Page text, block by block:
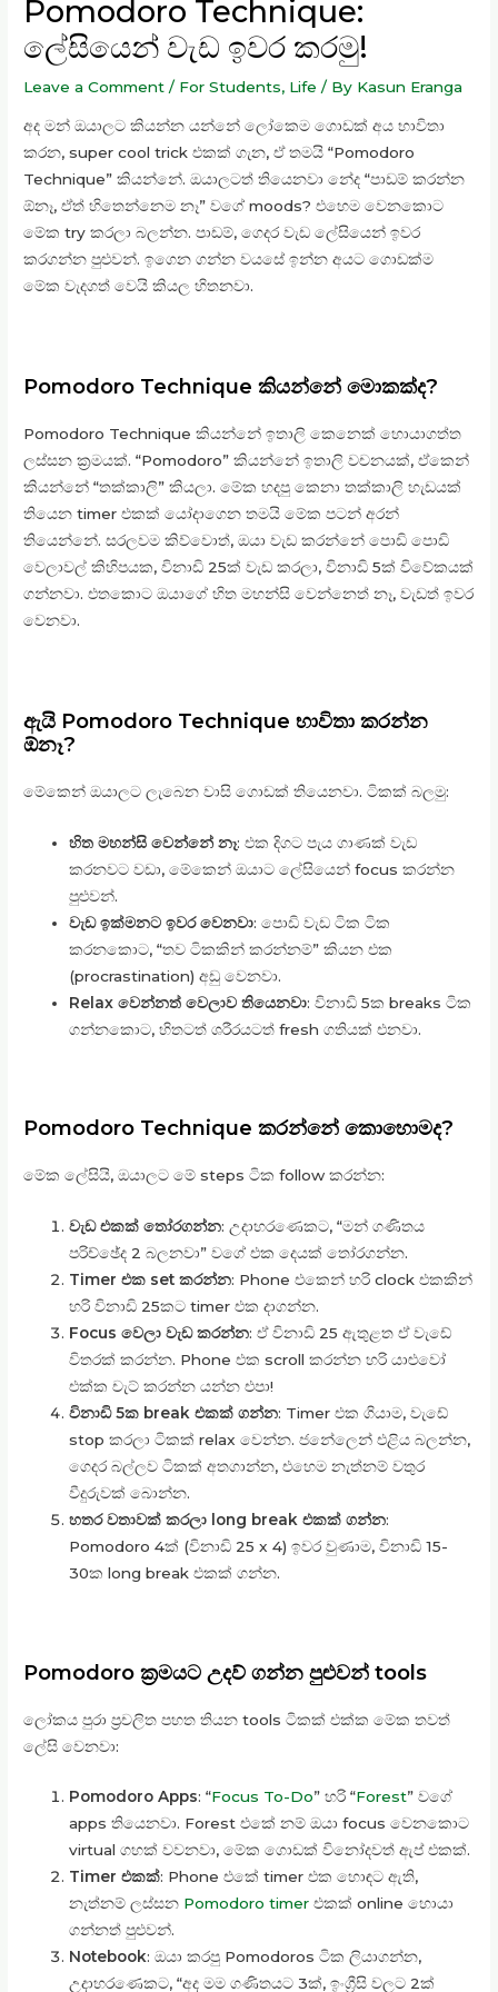
Pomodoro Technique:
ලේසියෙන් වැඩ ඉවර කරමු!
Leave a Comment / For Students, Life / By Kasun Eranga
අද මන් ඔයාලට කියන්න යන්නේ ලෝකෙම ගොඩක් අය භාවිතා
කරන, super cool trick එකක් ගැන, ඒ තමයි “Pomodoro
Technique” කියන්නේ. ඔයාලටත් තියෙනවා නේද “පාඩම් කරන්න
ඕනෑ, ඒත් හිතෙන්නෙම නෑ” වගේ moods? එහෙම වෙනකොට
මේක try කරලා බලන්න. පාඩම්, ගෙදර වැඩ ලේසියෙන් ඉවර
කරගන්න පුළුවන්. ඉගෙන ගන්න වයසේ ඉන්න අයට ගොඩක්ම
මේක වැදගත් වෙයි කියල හිතනවා.
Pomodoro Technique කියන්නේ මොකක්ද?
Pomodoro Technique කියන්නේ ඉතාලි කෙනෙක් හොයාගත්ත
ලස්සන ක්‍රමයක්. “Pomodoro” කියන්නේ ඉතාලි වචනයක්, ඒකෙන්
කියන්නේ “තක්කාලි” කියලා. මේක හදපු කෙනා තක්කාලි හැඩයක්
තියෙන timer එකක් යෝදාගෙන තමයි මේක පටන් අරන්
තියෙන්නේ. සරලවම කිව්වොත්, ඔයා වැඩ කරන්නේ පොඩි පොඩි
වෙලාවල් කිහිපයක, විනාඩි 25ක් වැඩ කරලා, විනාඩි 5ක් විවේකයක්
ගන්නවා. එතකොට ඔයාගේ හිත මහන්සි වෙන්නෙත් නෑ, වැඩත් ඉවර
වෙනවා.
ඇයි Pomodoro Technique භාවිතා කරන්න
ඕනෑ?
මේකෙන් ඔයාලට ලැබෙන වාසි ගොඩක් තියෙනවා. ටිකක් බලමු:
හිත මහන්සි වෙන්නේ නෑ: එක දිගට පැය ගාණක් වැඩ
කරනවට වඩා, මේකෙන් ඔයාට ලේසියෙන් focus කරන්න
පුළුවන්.
වැඩ ඉක්මනට ඉවර වෙනවා: පොඩි වැඩ ටික ටික
කරනකොට, “තව ටිකකින් කරන්නම්” කියන එක
(procrastination) අඩු වෙනවා.
Relax වෙන්නත් වෙලාව තියෙනවා: විනාඩි 5ක breaks ටික
ගන්නකොට, හිතටත් ශරීරයටත් fresh ගතියක් එනවා.
Pomodoro Technique කරන්නේ කොහොමද?
මේක ලේසියි, ඔයාලට මේ steps ටික follow කරන්න:
වැඩ එකක් තෝරගන්න: උදාහරණෙකට, “මන් ගණිතය
පරිච්ඡේද 2 බලනවා” වගේ එක දෙයක් තෝරගන්න.
Timer එක set කරන්න: Phone එකෙන් හරි clock එකකින්
හරි විනාඩි 25කට timer එක දාගන්න.
Focus වෙලා වැඩ කරන්න: ඒ විනාඩි 25 ඇතුළත ඒ වැඩේ
විතරක් කරන්න. Phone එක scroll කරන්න හරි යාළුවෝ
එක්ක චැට් කරන්න යන්න එපා!
විනාඩි 5ක break එකක් ගන්න: Timer එක ගියාම, වැඩේ
stop කරලා ටිකක් relax වෙන්න. ජනේලෙන් එළිය බලන්න,
ගෙදර බල්ලව ටිකක් අතගාන්න, එහෙම නැත්නම් වතුර
වීදුරුවක් බොන්න.
හතර වතාවක් කරලා long break එකක් ගන්න:
Pomodoro 4ක් (විනාඩි 25 x 4) ඉවර වුණාම, විනාඩි 15-
30ක long break එකක් ගන්න.
Pomodoro ක්‍රමයට උදව් ගන්න පුළුවන් tools
ලෝකය පුරා ප්‍රචලිත පහත තියන tools ටිකක් එක්ක මේක තවත්
ලේසි වෙනවා:
Pomodoro Apps: “Focus To-Do” හරි “Forest” වගේ
apps තියෙනවා. Forest එකේ නම් ඔයා focus වෙනකොට
virtual ගහක් වවනවා, මේක ගොඩක් විනෝදවත් ඇප් එකක්.
Timer එකක්: Phone එකේ timer එක හොඳට ඇති,
නැත්නම් ලස්සන Pomodoro timer එකක් online හොයා
ගන්නත් පුළුවන්.
Notebook: ඔයා කරපු Pomodoros ටික ලියාගන්න,
උදාහරණෙකට, “අද මම ගණිතයට 3ක්, ඉංග්‍රීසි වලට 2ක්